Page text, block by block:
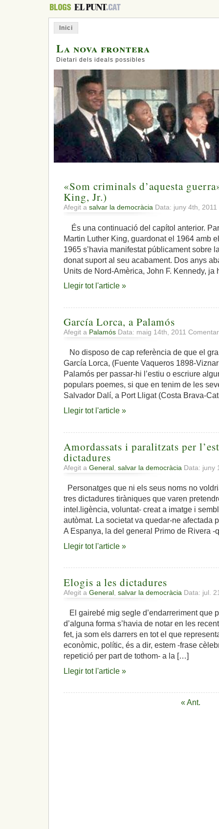
Inici
La nova frontera
Dietari dels ideals possibles
«Som criminals d’aquesta
King, Jr.)
Afegit a salvar la democràcia Data: juny 4th, 2011
És una continuació del capítol anterior.
Martin Luther King, guardonat el 1964 amb
1965 s’havia manifestat públicament sobre
donat suport al seu acabament. Dos anys
Units de Nord-Amèrica, John F. Kennedy,
Llegir tot l'article »
García Lorca, a Palamós
Afegit a Palamós Data: maig 14th, 2011
No disposo de cap referència de que el
García Lorca, (Fuente Vaqueros 1898-
Palamós per passar-hi l’estiu o escriure
populars poemes, si que en tenim de les
Salvador Dalí, a Port Lligat (Costa Brava-
Llegir tot l'article »
Amordassats i paralitzats per
dictadures
Afegit a General salvar la democràcia Data: juny
Personatges que ni els seus noms no
tres dictadures tiràniques que varen
intel.ligència, voluntat- creat a imatge i
autòmat. La societat va quedar-ne afectada
A Espanya, la del general Primo de Rivera
Llegir tot l'article »
Elogis a les dictadures
Afegit a General salvar la democràcia Data: jul.
El gairebé mig segle d’endarreriment que
d’alguna forma s’havia de notar en les
fet, ja som els darrers en tot el que
econòmic, polític, és a dir, estem -frase
repetició per part de tothom- a la […]
Llegir tot l'article »
« Ant.